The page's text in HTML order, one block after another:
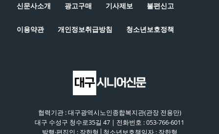
신문사소개 광고구매 기사제보 불편신고
이용약관 개인정보취급방침 청소년보호정책
협력기관 : 대구광역시노인종합복지관(관장 전용만)
대구 수성구 청수로35길 47 | 전화번호 : 053-766-6011
발행·편집인 : 장한형│청소년보호책임자 : 장한형